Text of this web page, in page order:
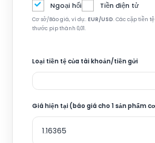
Ngoại hối Tiền điện tử
Cơ sở/Báo giá, ví dụ:.EUR/USD. Các cặp tiền
thước pip thành 0,01.
Loại tiền tệ của tài khoản/tiền gửi
Giá hiện tại (báo giá cho 1 sản phẩm